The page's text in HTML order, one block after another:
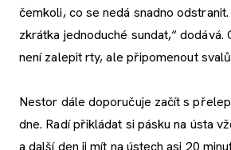
čemkoli, co se nedá snadno
zkrátka jednoduché sundat,“ dodává.
není zalepit rty, ale připomenout
Nestor dále doporučuje začít s
dne. Radí přikládat si pásku na ústa
a další den ji mít na ústech asi 20